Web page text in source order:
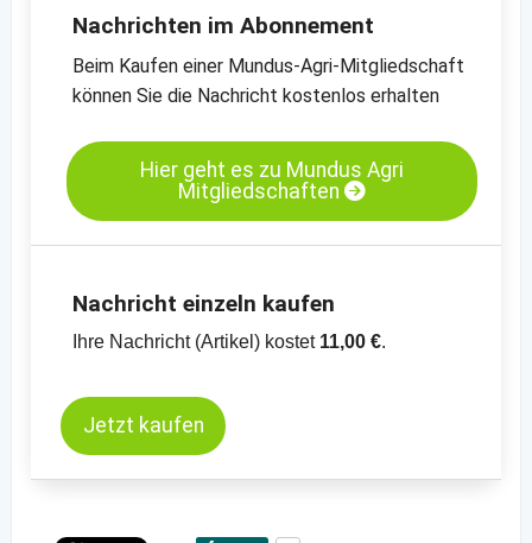
Nachrichten im Abonnement
Beim Kaufen einer Mundus-Agri-Mitgliedschaft
können Sie die Nachricht kostenlos erhalten
Hier geht es zu Mundus Agri
Mitgliedschaften
Nachricht einzeln kaufen
Ihre Nachricht (Artikel) kostet 11,00 €.
Jetzt kaufen